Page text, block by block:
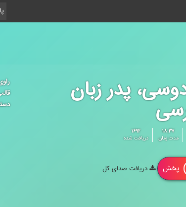
پدر زبان
۱۸:۳۷
مدت زمان
۱۶۹۲
دریافت شده
پخش دریافت صدای کل